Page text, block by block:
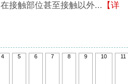
接触部位甚至接触以外... 【详
4 5 6 7 8 9 10 11